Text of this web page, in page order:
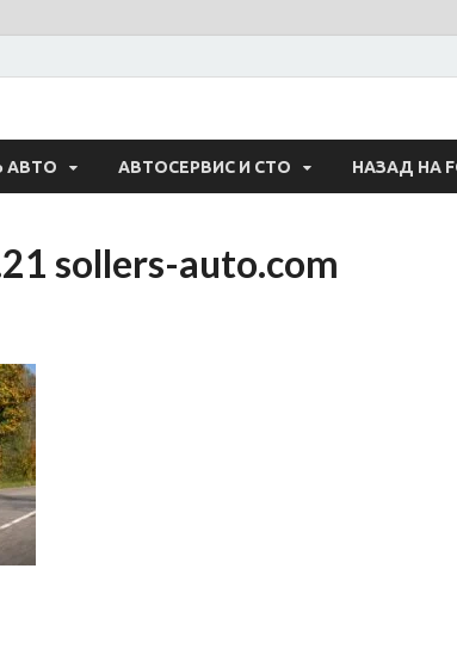
— Авто
АВТО АВТОСЕРВИС И СТО НАЗАД НА
sollers-auto.com